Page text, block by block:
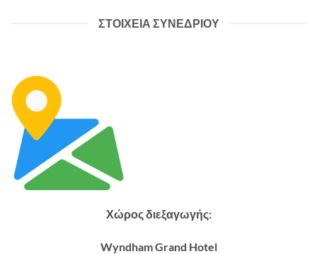
ΣΤΟΙΧΕΙΑ ΣΥΝΕΔΡΙΟΥ
Χώρος διεξαγωγής:
Wyndham Grand Hotel